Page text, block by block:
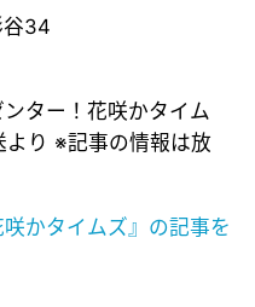
谷34
ター！花咲かタイム
り ※記事の情報は放
かタイムズ』の記事を